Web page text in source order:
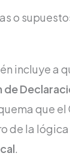
o
incluye a
de
que
de la
.